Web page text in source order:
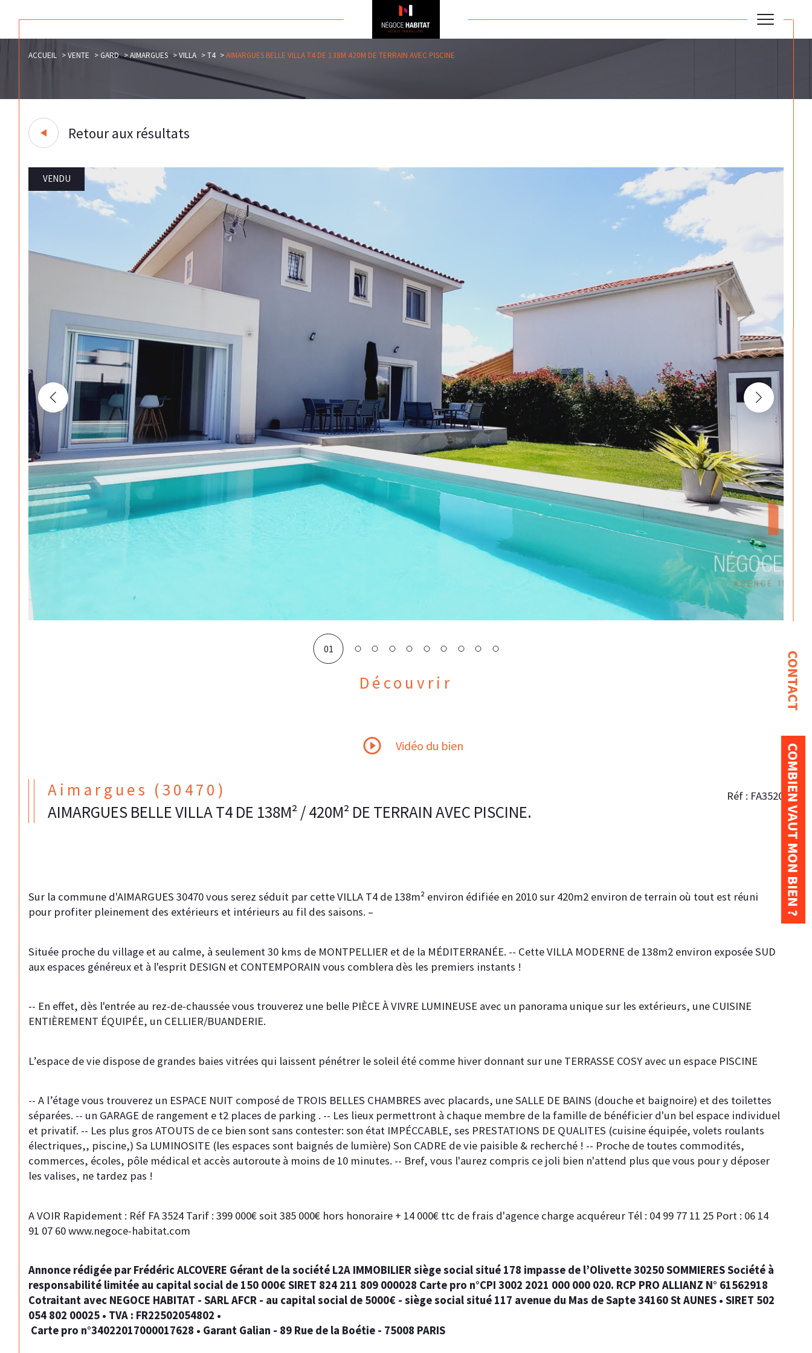
CONTACT
COMBIEN VAUT MON BIEN ?
ACCUEIL VENTE GARD AIMARGUES VILLA T4 AIMARGUES BELLE VILLA T4 DE 138M 420M DE TERRAIN AVEC PISCINE
Retour aux résultats
VENDU
01
Découvrir
Vidéo du bien
Aimargues (30470)
AIMARGUES BELLE VILLA T4 DE 138M² / 420M² DE TERRAIN AVEC PISCINE.
Réf : FA3520
Sur la commune d'AIMARGUES 30470 vous serez séduit par cette VILLA T4 de 138m² environ édifiée en 2010 sur 420m2 environ de terrain où tout est réuni
pour profiter pleinement des extérieurs et intérieurs au fil des saisons. –
Située proche du village et au calme, à seulement 30 kms de MONTPELLIER et de la MÉDITERRANÉE. -- Cette VILLA MODERNE de 138m2 environ exposée SUD
aux espaces généreux et à l'esprit DESIGN et CONTEMPORAIN vous comblera dès les premiers instants !
-- En effet, dès l'entrée au rez-de-chaussée vous trouverez une belle PIÈCE À VIVRE LUMINEUSE avec un panorama unique sur les extérieurs, une CUISINE
ENTIÈREMENT ÉQUIPÉE, un CELLIER/BUANDERIE.
L’espace de vie dispose de grandes baies vitrées qui laissent pénétrer le soleil été comme hiver donnant sur une TERRASSE COSY avec un espace PISCINE
-- A l’étage vous trouverez un ESPACE NUIT composé de TROIS BELLES CHAMBRES avec placards, une SALLE DE BAINS (douche et baignoire) et des toilettes
séparées. -- un GARAGE de rangement e t2 places de parking . -- Les lieux permettront à chaque membre de la famille de bénéficier d'un bel espace individuel
et privatif. -- Les plus gros ATOUTS de ce bien sont sans contester: son état IMPÉCCABLE, ses PRESTATIONS DE QUALITES (cuisine équipée, volets roulants
électriques,, piscine,) Sa LUMINOSITE (les espaces sont baignés de lumière) Son CADRE de vie paisible & recherché ! -- Proche de toutes commodités,
commerces, écoles, pôle médical et accès autoroute à moins de 10 minutes. -- Bref, vous l'aurez compris ce joli bien n'attend plus que vous pour y déposer
les valises, ne tardez pas !
A VOIR Rapidement : Réf FA 3524 Tarif : 399 000€ soit 385 000€ hors honoraire + 14 000€ ttc de frais d'agence charge acquéreur Tél : 04 99 77 11 25 Port : 06 14
91 07 60 www.negoce-habitat.com
Annonce rédigée par Frédéric ALCOVERE Gérant de la société L2A IMMOBILIER siège social situé 178 impasse de l’Olivette 30250 SOMMIERES Société à
responsabilité limitée au capital social de 150 000€ SIRET 824 211 809 000028 Carte pro n°CPI 3002 2021 000 000 020. RCP PRO ALLIANZ N° 61562918
Cotraitant avec NEGOCE HABITAT - SARL AFCR - au capital social de 5000€ - siège social situé 117 avenue du Mas de Sapte 34160 St AUNES • SIRET 502
054 802 00025 • TVA : FR22502054802 •
Carte pro n°34022017000017628 • Garant Galian - 89 Rue de la Boétie - 75008 PARIS